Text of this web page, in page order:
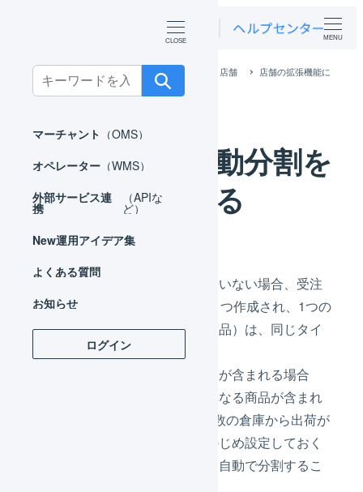
Search
for:
マーチャント （OMS）
オペレーター （WMS）
外部サービス連
携
（APIな
ど）
New運用アイデア集
よくある質問
お知らせ
ログイン
MENU
マーチャント 基本設定 店舗
店舗の拡張機能に
ついて
出荷伝票の自動分割を利用する
出荷伝票の自動分割を
利用する
出荷伝票の自動分割を設定していない場合、受注
伝票1つに対して、出荷伝票も1つ作成され、1つの
出荷伝票に含まれる明細行（商品）は、同じタイ
ミングで出荷されます。
しかし、配送温度が異なる商品が含まれる場合
や、予約商品など発送時期が異なる商品が含まれ
る場合、1つの受注に対して複数の倉庫から出荷が
必要となる場合などは、あらかじめ設定しておく
ことで受注取込時に出荷伝票を自動で分割するこ